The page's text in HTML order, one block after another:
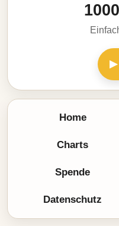
▶
Home
Charts
Spende
Datenschutz